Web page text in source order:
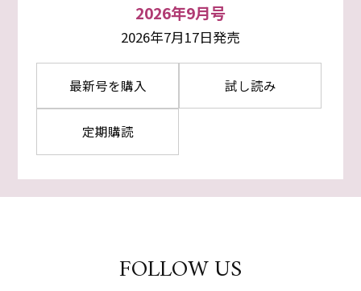
2026年9月号
2026年7月17日発売
最新号を購入 試し読み
定期購読
FOLLOW US